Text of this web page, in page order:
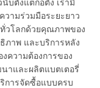
บตั้งแต่ก่อตั้ง เรามี
วามร่วมมือระยะยาว
วโลกด้วยคุณภาพของ
ภาพ และบริการหลัง
ความต้องการของ
าและผลิตแบตเตอรี่
การจัดซื้อแบบครบ